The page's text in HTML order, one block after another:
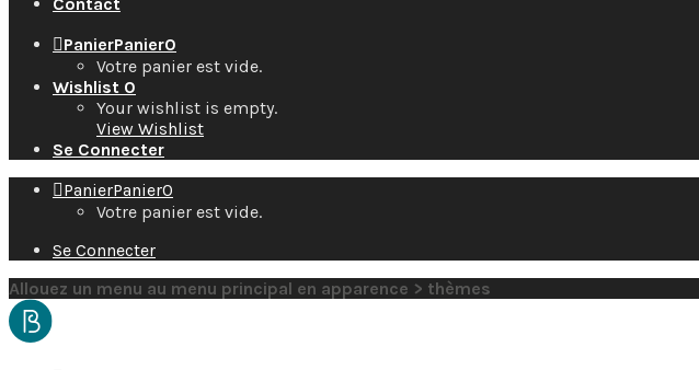
PanierPanier0
Votre panier est vide.
Wishlist 0
Your wishlist is empty.
View Wishlist
Se Connecter
PanierPanier0
Votre panier est vide.
Se Connecter
Allouez un menu au menu principal en apparence > thèmes